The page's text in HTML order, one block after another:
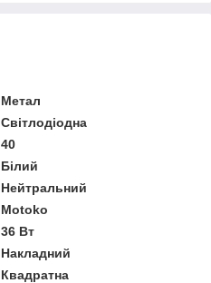
Метал
Світлодіодна
40
Білий
Нейтральний
Motoko
36 Вт
Накладний
Квадратна